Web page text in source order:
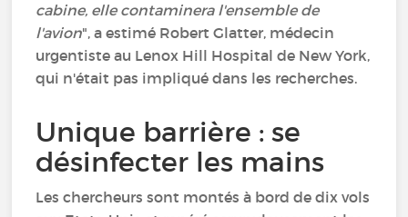
cabine, elle contaminera l'ensemble de
l'avion", a estimé Robert Glatter, médecin
urgentiste au Lenox Hill Hospital de New York,
qui n'était pas impliqué dans les recherches.
Unique barrière : se
désinfecter les mains
Les chercheurs sont montés à bord de dix vols